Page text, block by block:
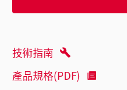
技術指南
產品規格(PDF)